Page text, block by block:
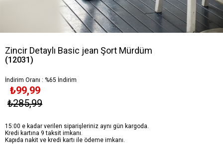
Zincir Detaylı Basic jean Şort Mürdüm
(12031)
İndirim Oranı : %65 İndirim
₺285,99
₺99,99
15:00 e kadar verilen siparişleriniz aynı gün kargoda.
Kredi kartına 9 taksit imkanı.
Kapıda nakit ve kredi kartı ile ödeme imkanı.